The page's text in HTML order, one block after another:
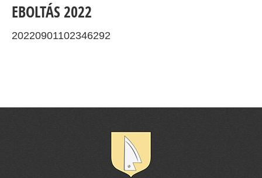
EBOLTÁS 2022
20220901102346292